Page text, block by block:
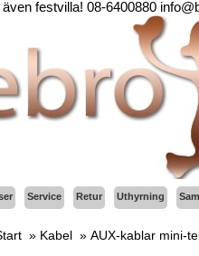
festvilla! 08-6400880
Service Retur Uthyrning
» Kabel » AUX-kablar mini-